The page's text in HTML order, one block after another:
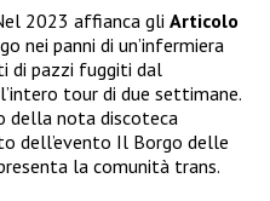
2023 affianca gli Articolo
nei panni di un’infermiera
di pazzi fuggiti dal
tour di due settimane.
della nota discoteca
dell’evento Il Borgo delle
la comunità trans.